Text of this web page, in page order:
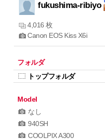
fukushima-ribiyo
4,016 枚
Canon EOS Kiss X6i
フォルダ
トップフォルダ
Model
なし
940SH
COOLPIX A300